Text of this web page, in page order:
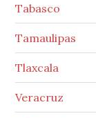
Tabasco
Tamaulipas
Tlaxcala
Veracruz